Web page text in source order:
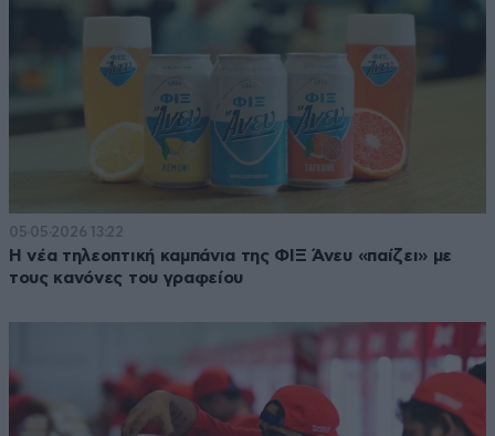
05·05·2026 13:22
Η νέα τηλεοπτική καμπάνια της ΦΙΞ Άνευ «παίζει» με
τους κανόνες του γραφείου